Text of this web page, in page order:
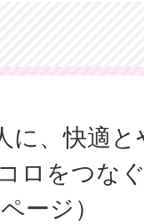
に、快適
ロをつな
ージ）